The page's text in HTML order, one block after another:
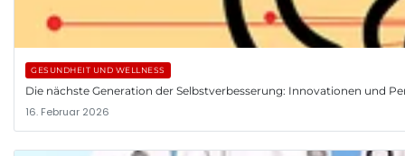
GESUNDHEIT UND WELLNESS
Die nächste Generation der Selbstverbesserung: Innovationen und
16. Februar 2026